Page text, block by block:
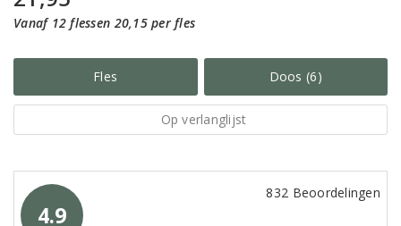
Vanaf 12 flessen 20,15 per fles
Fles Doos (6)
Op verlanglijst
4.9
832 Beoordelingen